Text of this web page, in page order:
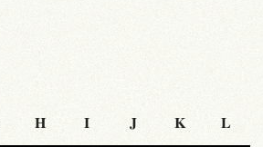
H I J K L